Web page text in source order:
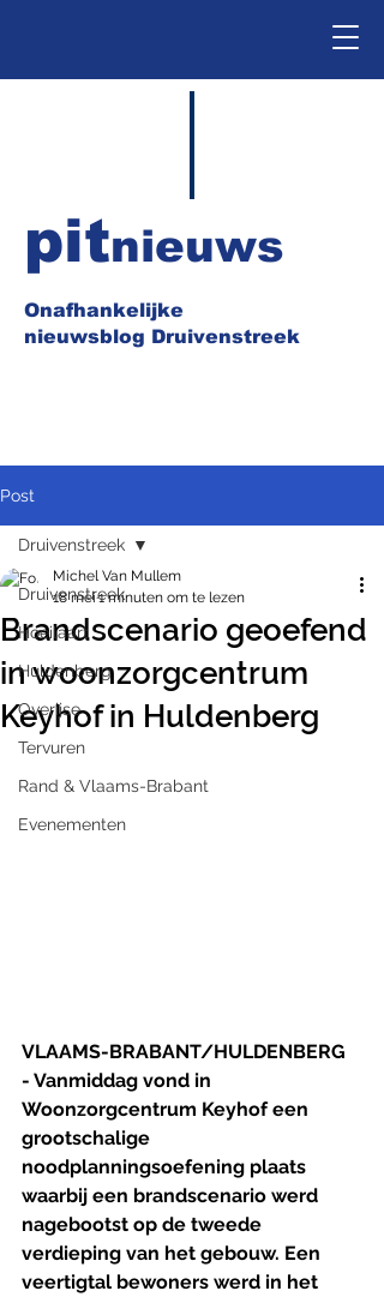
Onafhankelijke
nieuwsblog Druivenstreek
pitnieuws
Post
Druivenstreek
Hoeilaart
Huldenberg
Overijse
Tervuren
Rand & Vlaams-Brabant
Evenementen
Druivenstreek
Brandscenario geoefend
in woonzorgcentrum
Keyhof in Huldenberg
Michel Van Mullem
18 mei1 minuten om te lezen
VLAAMS-BRABANT/HULDENBERG
- Vanmiddag vond in
Woonzorgcentrum Keyhof een
grootschalige
noodplanningsoefening plaats
waarbij een brandscenario werd
nagebootst op de tweede
verdieping van het gebouw. Een
veertigtal bewoners werd in het